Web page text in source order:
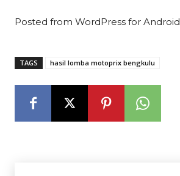
Posted from WordPress for Android
TAGS hasil lomba motoprix bengkulu